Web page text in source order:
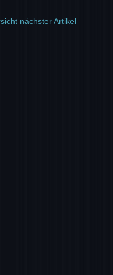
nächster Artikel